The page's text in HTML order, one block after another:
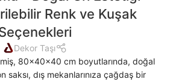
Renk ve Kuşak
Dekor Taşı
80x40x40 cm boyutlarında, doğal
dış mekanlarınıza çağdaş bir